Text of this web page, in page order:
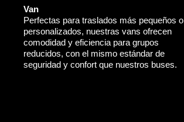
Van
Perfectas para traslados más pequeños o
personalizados, nuestras vans ofrecen
comodidad y eficiencia para grupos
reducidos, con el mismo estándar de
seguridad y confort que nuestros buses.